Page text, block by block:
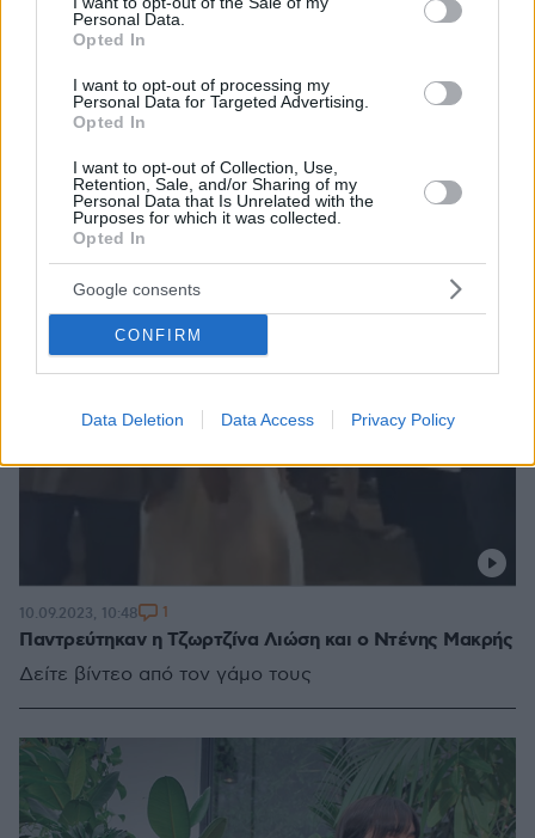
Personal Data.
Opted In
I want to opt-out of processing my
Personal Data for Targeted Advertising.
Opted In
I want to opt-out of Collection, Use,
Retention, Sale, and/or Sharing of my
Personal Data that Is Unrelated with the
Purposes for which it was collected.
Opted In
Google consents
CONFIRM
Data Deletion Data Access Privacy Policy
Δείτε το σχετικό βίντεο
Παντρεύτηκαν η Τζωρτζίνα Λιώση και ο Ντένης Μακρής
Δείτε βίντεο από τον γάμο τους
10.09.2023, 10:48 1